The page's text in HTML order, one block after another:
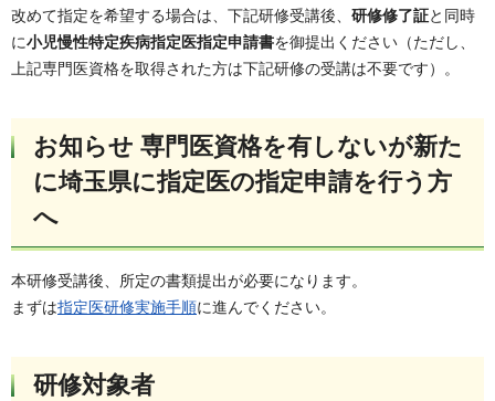
改めて指定を希望する場合は、下記研修受講後、 研修修了証と同時
に小児慢性特定疾病指定医指定申請書を御提出ください（ただし、
上記専門医資格を取得された方は下記研修の受講は不要です）。
お知らせ 専門医資格を有しないが新た
に埼玉県に指定医の指定申請を行う方
へ
本研修受講後、所定の書類提出が必要になります。
まずは指定医研修実施手順に進んでください。
研修対象者